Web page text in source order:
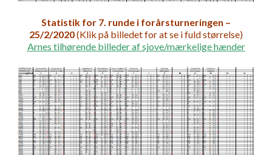
Statistik for 7. runde i forårsturneringen –
25/2/2020(Klik på billedet for at se i fuld størrelse)
Arnes tilhørende billeder af sjove/mærkelige hænder